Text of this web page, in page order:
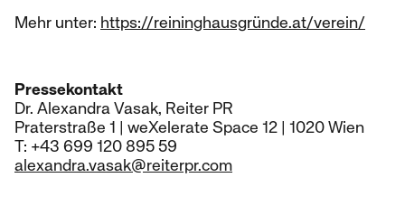
Mehr unter: https://reininghausgründe.at/verein/
Pressekontakt
Dr. Alexandra Vasak, Reiter PR
Praterstraße 1 | weXelerate Space 12 | 1020 Wien
T: +43 699 120 895 59
alexandra.vasak@reiterpr.com